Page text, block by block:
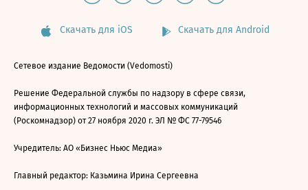
Скачать для iOS Скачать для Android
Сетевое издание Ведомости (Vedomosti)
Решение Федеральной службы по надзору в сфере связи,
информационных технологий и массовых коммуникаций
(Роскомнадзор) от 27 ноября 2020 г. ЭЛ № ФС 77-79546
Учредитель: АО «Бизнес Ньюс Медиа»
Главный редактор: Казьмина Ирина Сергеевна